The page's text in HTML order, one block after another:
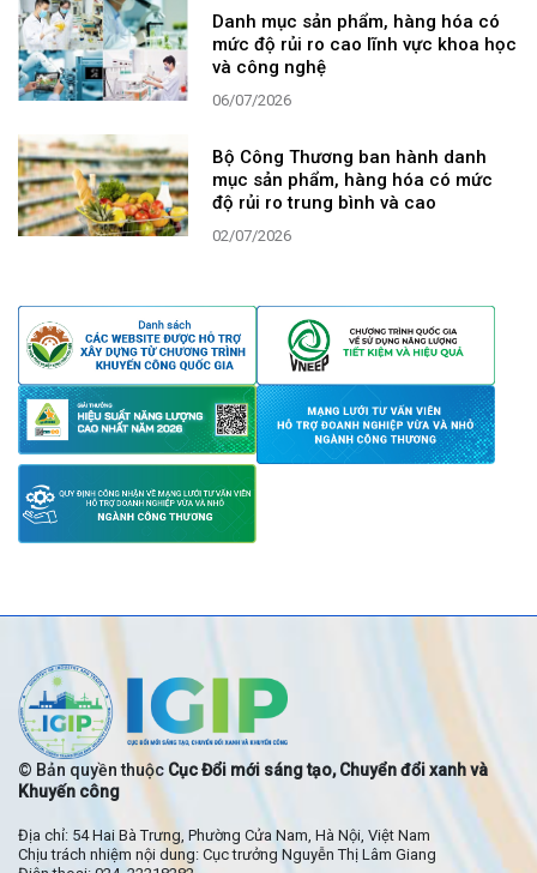
Danh mục sản phẩm, hàng hóa có
mức độ rủi ro cao lĩnh vực khoa học
và công nghệ
06/07/2026
Bộ Công Thương ban hành danh
mục sản phẩm, hàng hóa có mức
độ rủi ro trung bình và cao
02/07/2026
© Bản quyền thuộc Cục Đổi mới sáng tạo, Chuyển đổi xanh và
Khuyến công
Địa chỉ: 54 Hai Bà Trưng, Phường Cửa Nam, Hà Nội, Việt Nam
Chịu trách nhiệm nội dung: Cục trưởng Nguyễn Thị Lâm Giang